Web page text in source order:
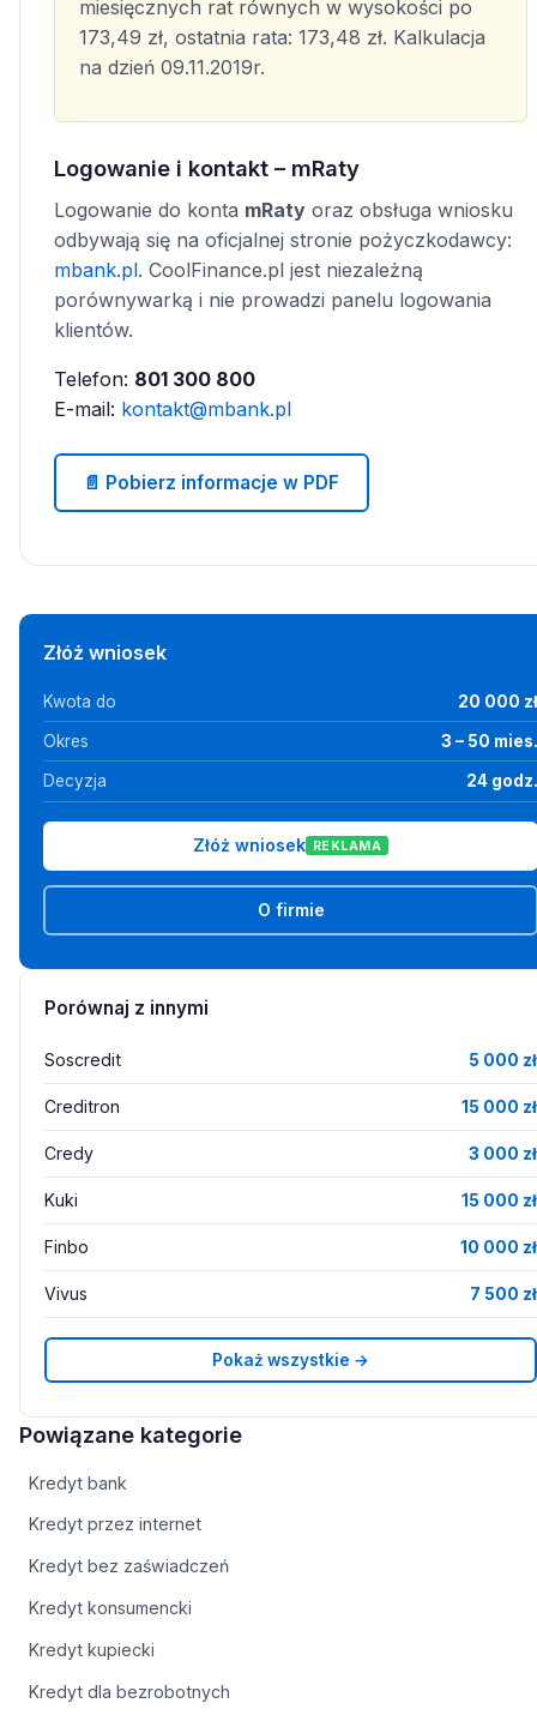
miesięcznych rat równych w wysokości po
173,49 zł, ostatnia rata: 173,48 zł. Kalkulacja
na dzień 09.11.2019r.
Logowanie i kontakt – mRaty
Logowanie do konta mRaty oraz obsługa wniosku
odbywają się na oficjalnej stronie pożyczkodawcy:
mbank.pl. CoolFinance.pl jest niezależną
porównywarką i nie prowadzi panelu logowania
klientów.
Telefon: 801 300 800
E-mail: kontakt@mbank.pl
📄 Pobierz informacje w PDF
Złóż wniosek
Kwota do 20 000 zł
Okres 3 – 50 mies.
Decyzja 24 godz.
Złóż wniosek REKLAMA
O firmie
Porównaj z innymi
Soscredit 5 000 zł
Creditron 15 000 zł
Credy 3 000 zł
Kuki 15 000 zł
Finbo 10 000 zł
Vivus 7 500 zł
Pokaż wszystkie →
Powiązane kategorie
Kredyt bank
Kredyt przez internet
Kredyt bez zaświadczeń
Kredyt konsumencki
Kredyt kupiecki
Kredyt dla bezrobotnych